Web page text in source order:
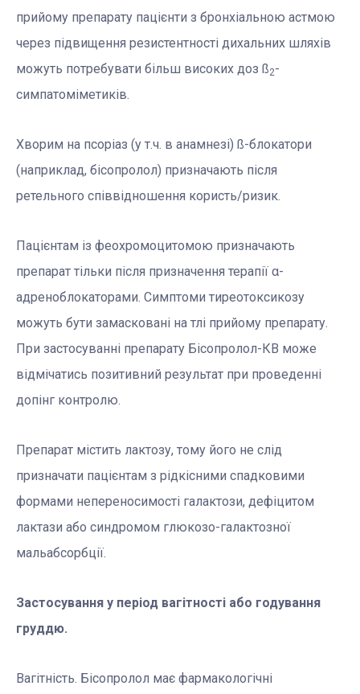
прийому препарату пацієнти з бронхіальною астмою
через підвищення резистентності дихальних шляхів
можуть потребувати більш високих доз ß2-
симпатоміметиків.
Хворим на псоріаз (у т.ч. в анамнезі) ß-блокатори
(наприклад, бісопролол) призначають після
ретельного співвідношення користь/ризик.
Пацієнтам із феохромоцитомою призначають
препарат тільки після призначення терапії α-
адреноблокаторами. Симптоми тиреотоксикозу
можуть бути замасковані на тлі прийому препарату.
При застосуванні препарату Бісопролол-КВ може
відмічатись позитивний результат при проведенні
допінг контролю.
Препарат містить лактозу, тому його не слід
призначати пацієнтам з рідкісними спадковими
формами непереносимості галактози, дефіцитом
лактази або синдромом глюкозо-галактозної
мальабсорбції.
Застосування у період вагітності або годування
груддю.
Вагітність. Бісопролол має фармакологічні